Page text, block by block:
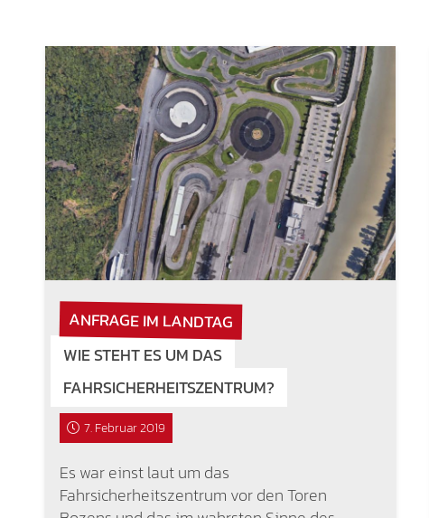
ANFRAGE IM LANDTAG
WIE STEHT ES UM DAS
FAHRSICHERHEITSZENTRUM?
7. Februar 2019
Es war einst laut um das
Fahrsicherheitszentrum vor den Toren